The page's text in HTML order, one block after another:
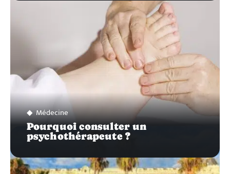
Médecine
Pourquoi consulter un
psychothérapeute ?